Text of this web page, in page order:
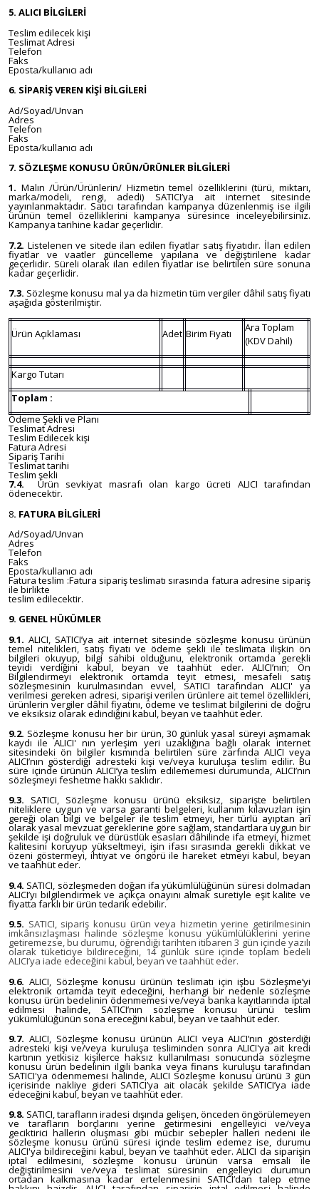
5. ALICI BİLGİLERİ
Teslim edilecek kişi
Teslimat Adresi
Telefon
Faks
Eposta/kullanıcı adı
6. SİPARİŞ VEREN KİŞİ BİLGİLERİ
Ad/Soyad/Unvan
Adres
Telefon
Faks
Eposta/kullanıcı adı
7. SÖZLEŞME KONUSU ÜRÜN/ÜRÜNLER BİLGİLERİ
1. Malın /Ürün/Ürünlerin/ Hizmetin temel özelliklerini (türü, miktarı,
marka/modeli, rengi, adedi) SATICI’ya ait internet sitesinde
yayınlanmaktadır. Satıcı tarafından kampanya düzenlenmiş ise ilgili
ürünün temel özelliklerini kampanya süresince inceleyebilirsiniz.
Kampanya tarihine kadar geçerlidir.
7.2. Listelenen ve sitede ilan edilen fiyatlar satış fiyatıdır. İlan edilen
fiyatlar ve vaatler güncelleme yapılana ve değiştirilene kadar
geçerlidir. Süreli olarak ilan edilen fiyatlar ise belirtilen süre sonuna
kadar geçerlidir.
7.3. Sözleşme konusu mal ya da hizmetin tüm vergiler dâhil satış fiyatı
aşağıda gösterilmiştir.
Ürün Açıklaması Adet Birim Fiyatı
Ara Toplam
(KDV Dahil)
Kargo Tutarı
Toplam :
Ödeme Şekli ve Planı
Teslimat Adresi
Teslim Edilecek kişi
Fatura Adresi
Sipariş Tarihi
Teslimat tarihi
Teslim şekli
7.4. Ürün sevkiyat masrafı olan kargo ücreti ALICI tarafından
ödenecektir.
8. FATURA BİLGİLERİ
Ad/Soyad/Unvan
Adres
Telefon
Faks
Eposta/kullanıcı adı
Fatura teslim :Fatura sipariş teslimatı sırasında fatura adresine sipariş
ile birlikte
teslim edilecektir.
9. GENEL HÜKÜMLER
9.1. ALICI, SATICI’ya ait internet sitesinde sözleşme konusu ürünün
temel nitelikleri, satış fiyatı ve ödeme şekli ile teslimata ilişkin ön
bilgileri okuyup, bilgi sahibi olduğunu, elektronik ortamda gerekli
teyidi verdiğini kabul, beyan ve taahhüt eder. ALICI’nın; Ön
Bilgilendirmeyi elektronik ortamda teyit etmesi, mesafeli satış
sözleşmesinin kurulmasından evvel, SATICI tarafından ALICI' ya
verilmesi gereken adresi, siparişi verilen ürünlere ait temel özellikleri,
ürünlerin vergiler dâhil fiyatını, ödeme ve teslimat bilgilerini de doğru
ve eksiksiz olarak edindiğini kabul, beyan ve taahhüt eder.
9.2. Sözleşme konusu her bir ürün, 30 günlük yasal süreyi aşmamak
kaydı ile ALICI' nın yerleşim yeri uzaklığına bağlı olarak internet
sitesindeki ön bilgiler kısmında belirtilen süre zarfında ALICI veya
ALICI’nın gösterdiği adresteki kişi ve/veya kuruluşa teslim edilir. Bu
süre içinde ürünün ALICI’ya teslim edilememesi durumunda, ALICI’nın
sözleşmeyi feshetme hakkı saklıdır.
9.3. SATICI, Sözleşme konusu ürünü eksiksiz, siparişte belirtilen
niteliklere uygun ve varsa garanti belgeleri, kullanım kılavuzları işin
gereği olan bilgi ve belgeler ile teslim etmeyi, her türlü ayıptan arî
olarak yasal mevzuat gereklerine göre sağlam, standartlara uygun bir
şekilde işi doğruluk ve dürüstlük esasları dâhilinde ifa etmeyi, hizmet
kalitesini koruyup yükseltmeyi, işin ifası sırasında gerekli dikkat ve
özeni göstermeyi, ihtiyat ve öngörü ile hareket etmeyi kabul, beyan
ve taahhüt eder.
9.4. SATICI, sözleşmeden doğan ifa yükümlülüğünün süresi dolmadan
ALICI’yı bilgilendirmek ve açıkça onayını almak suretiyle eşit kalite ve
fiyatta farklı bir ürün tedarik edebilir.
9.5. SATICI, sipariş konusu ürün veya hizmetin yerine getirilmesinin
imkânsızlaşması halinde sözleşme konusu yükümlülüklerini yerine
getiremezse, bu durumu, öğrendiği tarihten itibaren 3 gün içinde yazılı
olarak tüketiciye bildireceğini, 14 günlük süre içinde toplam bedeli
ALICI’ya iade edeceğini kabul, beyan ve taahhüt eder.
9.6. ALICI, Sözleşme konusu ürünün teslimatı için işbu Sözleşme’yi
elektronik ortamda teyit edeceğini, herhangi bir nedenle sözleşme
konusu ürün bedelinin ödenmemesi ve/veya banka kayıtlarında iptal
edilmesi halinde, SATICI’nın sözleşme konusu ürünü teslim
yükümlülüğünün sona ereceğini kabul, beyan ve taahhüt eder.
9.7. ALICI, Sözleşme konusu ürünün ALICI veya ALICI’nın gösterdiği
adresteki kişi ve/veya kuruluşa tesliminden sonra ALICI'ya ait kredi
kartının yetkisiz kişilerce haksız kullanılması sonucunda sözleşme
konusu ürün bedelinin ilgili banka veya finans kuruluşu tarafından
SATICI'ya ödenmemesi halinde, ALICI Sözleşme konusu ürünü 3 gün
içerisinde nakliye gideri SATICI’ya ait olacak şekilde SATICI’ya iade
edeceğini kabul, beyan ve taahhüt eder.
9.8. SATICI, tarafların iradesi dışında gelişen, önceden öngörülemeyen
ve tarafların borçlarını yerine getirmesini engelleyici ve/veya
geciktirici hallerin oluşması gibi mücbir sebepler halleri nedeni ile
sözleşme konusu ürünü süresi içinde teslim edemez ise, durumu
ALICI'ya bildireceğini kabul, beyan ve taahhüt eder. ALICI da siparişin
iptal edilmesini, sözleşme konusu ürünün varsa emsali ile
değiştirilmesini ve/veya teslimat süresinin engelleyici durumun
ortadan kalkmasına kadar ertelenmesini SATICI’dan talep etme